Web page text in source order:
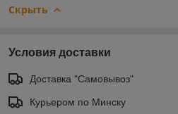
Скрыть
Условия доставки
Доставка "Самовывоз"
Курьером по Минску